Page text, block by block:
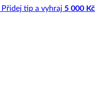
Přidej tip a vyhraj 5 000 Kč